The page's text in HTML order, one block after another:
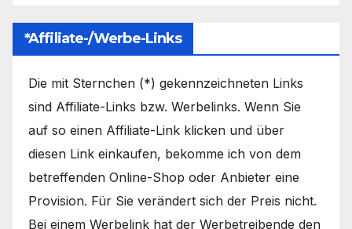
*Affiliate-/Werbe-Links
Die mit Sternchen (*) gekennzeichneten Links
sind Affiliate-Links bzw. Werbelinks. Wenn Sie
auf so einen Affiliate-Link klicken und über
diesen Link einkaufen, bekomme ich von dem
betreffenden Online-Shop oder Anbieter eine
Provision. Für Sie verändert sich der Preis nicht.
Bei einem Werbelink hat der Werbetreibende den